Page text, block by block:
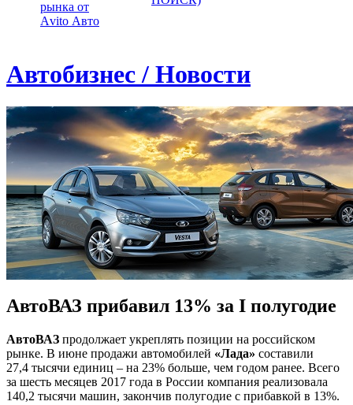
рынка от
Аvito Авто
Автобизнес / Новости
АвтоВАЗ прибавил 13% за I полугодие
АвтоВАЗ продолжает укреплять позиции на российском
рынке. В июне продажи автомобилей «Лада» составили
27,4 тысячи единиц – на 23% больше, чем годом ранее. Всего
за шесть месяцев 2017 года в России компания реализовала
140,2 тысячи машин, закончив полугодие с прибавкой в 13%.